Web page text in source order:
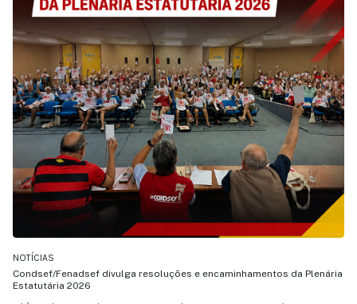
NOTÍCIAS
Condsef/Fenadsef divulga resoluções e encaminhamentos da Plenária
Estatutária 2026